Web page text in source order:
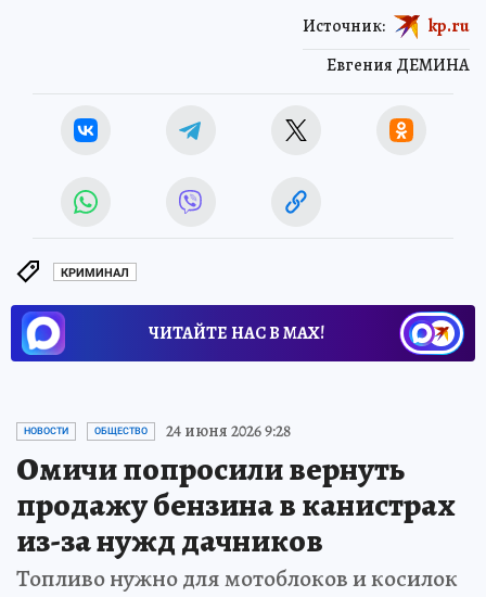
Евгения ДЕМИНА
Источник: kp.ru
КРИМИНАЛ
ЧИТАЙТЕ НАС В МАХ!
НОВОСТИ ОБЩЕСТВО 24 июня 2026 9:28
Омичи попросили вернуть
продажу бензина в канистрах
из-за нужд дачников
Топливо нужно для мотоблоков и косилок